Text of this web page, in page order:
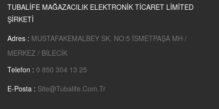
TUBALİFE MAĞAZACILIK ELEKTRONİK TİCARET LİMİTED
ŞİRKETİ
Adres : MUSTAFAKEMALBEY SK. NO:5 İSMETPAŞA MH /
MERKEZ / BİLECİK
Telefon : 0 850 304 13 25
E-Posta : Site@tubalife.com.tr